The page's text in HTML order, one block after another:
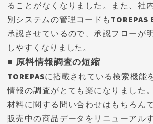
ることがなくなりました。また、社
別システムの管理コードもTOREPAS
承認させているので、承認フローが
しやすくなりました。
■ 原料情報調査の短縮
TOREPASに搭載されている検索機能
情報の調査がとても楽になりました
材料に関する問い合わせはもちろん
販売中の商品データをリニューアル